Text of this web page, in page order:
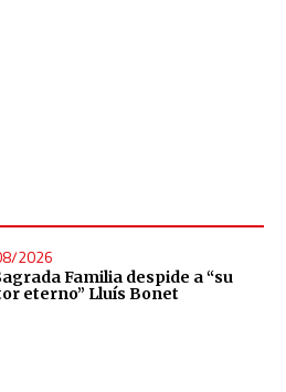
2026
Familia despide a “su
eterno” Lluís Bonet